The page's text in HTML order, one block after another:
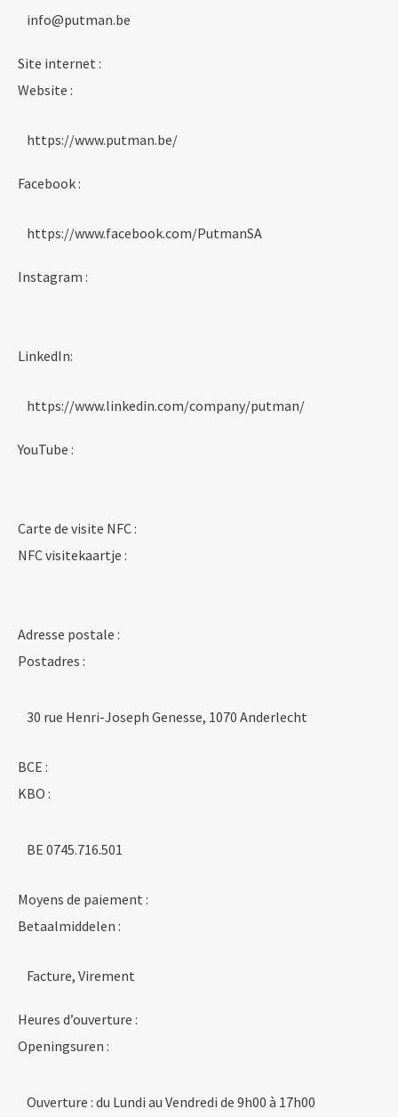
info@putman.be
Site internet :
Website :
https://www.putman.be/
Facebook :
https://www.facebook.com/PutmanSA
Instagram :
LinkedIn:
https://www.linkedin.com/company/putman/
YouTube :
Carte de visite NFC :
NFC visitekaartje :
Adresse postale :
Postadres :
30 rue Henri-Joseph Genesse, 1070 Anderlecht
BCE :
KBO :
BE 0745.716.501
Moyens de paiement :
Betaalmiddelen :
Facture, Virement
Heures d’ouverture :
Openingsuren :
Ouverture : du Lundi au Vendredi de 9h00 à 17h00